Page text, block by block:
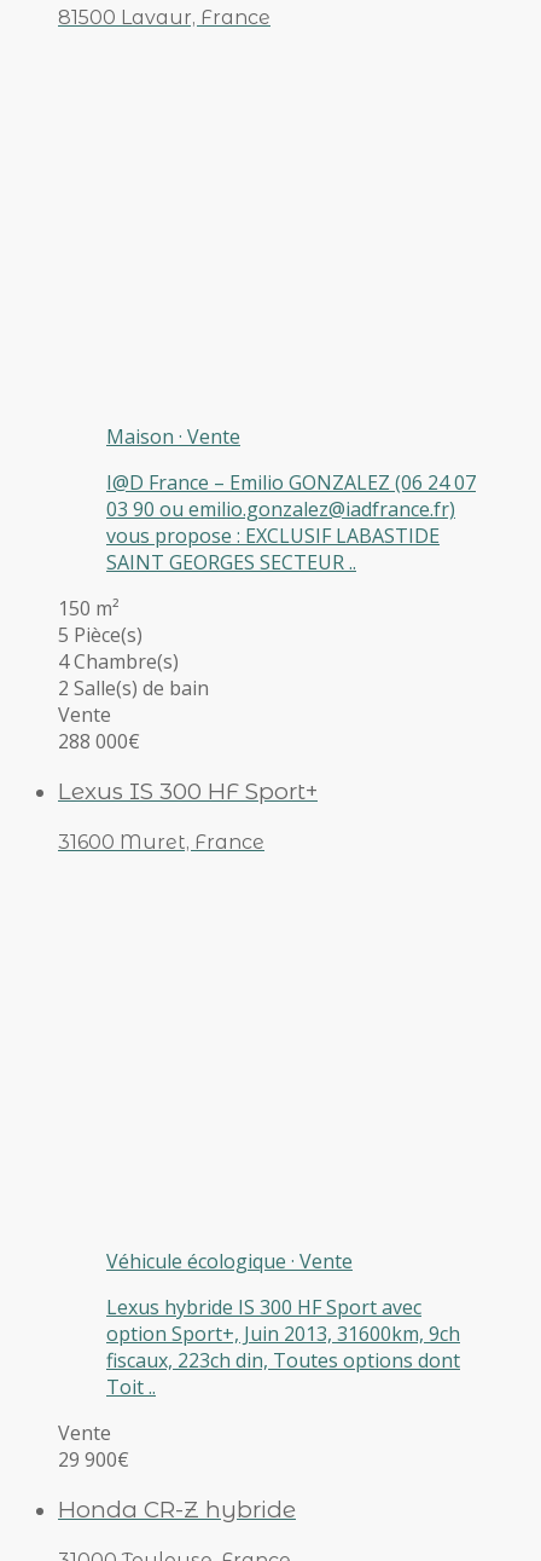
81500 Lavaur, France
Maison · Vente
I@D France – Emilio GONZALEZ (06 24 07
03 90 ou emilio.gonzalez@iadfrance.fr)
vous propose : EXCLUSIF LABASTIDE
SAINT GEORGES SECTEUR ..
150 m²
5 Pièce(s)
4 Chambre(s)
2 Salle(s) de bain
Vente
288 000€
Lexus IS 300 HF Sport+
31600 Muret, France
Véhicule écologique · Vente
Lexus hybride IS 300 HF Sport avec
option Sport+, Juin 2013, 31600km, 9ch
fiscaux, 223ch din, Toutes options dont
Toit ..
Vente
29 900€
Honda CR-Z hybride